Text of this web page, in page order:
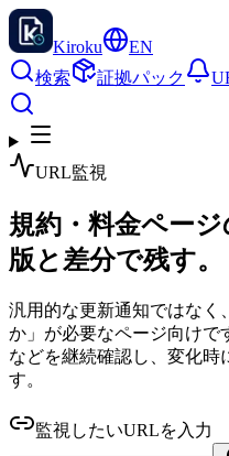
Kiroku
EN
検索
証拠パック
URL監視
規約・料金ペー
版と差分で残す。
汎用的な更新通知ではなく
か」が必要なページ向けで
などを継続確認し、変化時
す。
監視したいURLを入力